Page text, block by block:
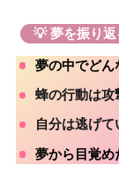
💡 夢を振り返
夢の中でどん
蜂の行動は攻
自分は逃げ
夢から目覚め